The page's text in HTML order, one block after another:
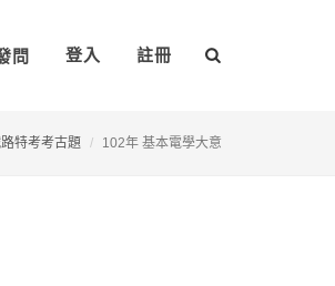
問 登入 註冊
特考考古題 102年 基本電學大意